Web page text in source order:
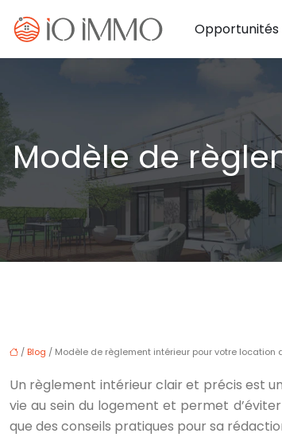
Opportunités
Modèle de
/ Blog / Modèle de règlement intérieur pour votre location
Un règlement intérieur clair et précis est
vie au sein du logement et permet
que des conseils pratiques pour sa